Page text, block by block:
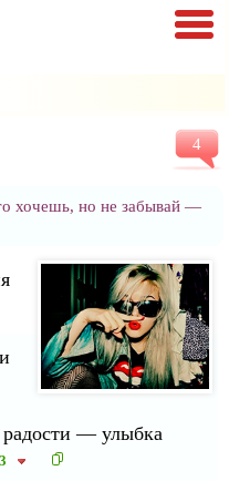
4
хочешь, но не забывай —
радости — улыбка